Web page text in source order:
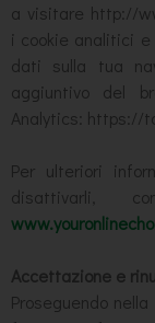
a visitare http://
i cookie analitici e
dati sulla tua
aggiuntivo del
Analytics: https://
Per ulteriori
disattivarli,
Accettazione e
Proseguendo